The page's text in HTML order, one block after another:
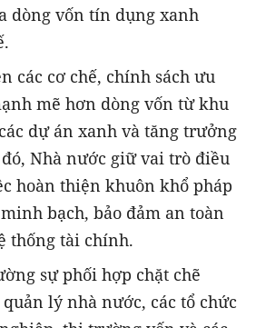
dòng vốn tín dụng xanh
các cơ chế, chính sách ưu
mẽ hơn dòng vốn từ khu
dự án xanh và tăng trưởng
Nhà nước giữ vai trò điều
hoàn thiện khuôn khổ pháp
bạch, bảo đảm an toàn
thống tài chính.
sự phối hợp chặt chẽ
lý nhà nước, các tổ chức